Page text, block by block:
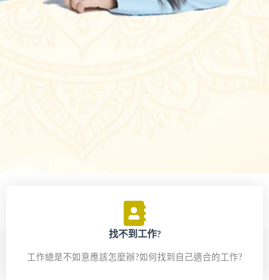
找不到工作?
工作總是不如意應該怎麼辦?如何找到自己適合的工作?